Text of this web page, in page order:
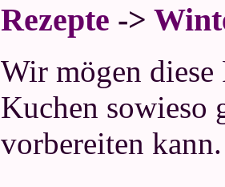
Rezepte ->
Wir mögen
Kuchen sowieso
vorbereiten kann.